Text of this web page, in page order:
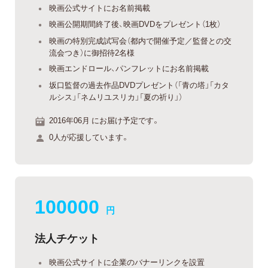
映画公式サイトにお名前掲載
映画公開期間終了後、映画DVDをプレゼント（1枚）
映画の特別完成試写会（都内で開催予定／監督との交
流会つき）に御招待2名様
映画エンドロール、パンフレットにお名前掲載
坂口監督の過去作品DVDプレゼント（「青の塔」「カタ
ルシス」「ネムリユスリカ」「夏の祈り」）
2016年06月 にお届け予定です。
0人が応援しています。
100000 円
法人チケット
映画公式サイトに企業のバナーリンクを設置